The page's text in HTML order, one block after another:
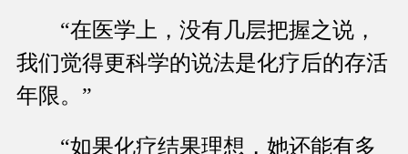
“在医学上，没有几层把握之说，
我们觉得更科学的说法是化疗后的存活
年限。”
“如果化疗结果理想，她还能有多